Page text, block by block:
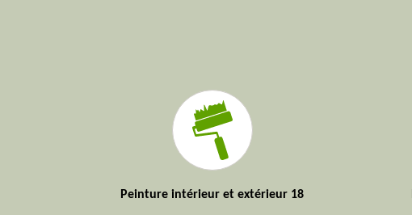
Peinture intérieur et extérieur 18